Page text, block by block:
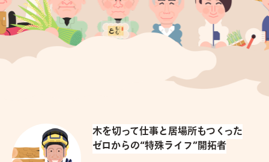
木を切って仕事と居場所もつくった
ゼロからの“特殊ライフ”開拓者